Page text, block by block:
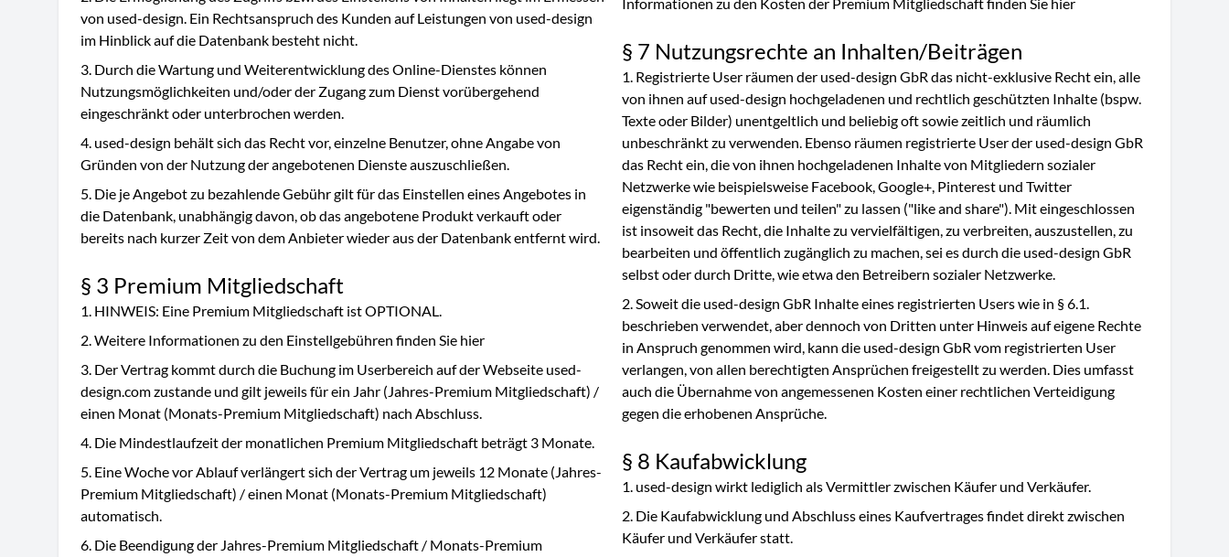
von used-design. Ein Rechtsanspruch des Kunden auf Leistungen von used-design
im Hinblick auf die Datenbank besteht nicht.
Durch die Wartung und Weiterentwicklung des Online-Dienstes können
Nutzungsmöglichkeiten und/oder der Zugang zum Dienst vorübergehend
eingeschränkt oder unterbrochen werden.
used-design behält sich das Recht vor, einzelne Benutzer, ohne Angabe von
Gründen von der Nutzung der angebotenen Dienste auszuschließen.
Die je Angebot zu bezahlende Gebühr gilt für das Einstellen eines Angebotes in
die Datenbank, unabhängig davon, ob das angebotene Produkt verkauft oder
bereits nach kurzer Zeit von dem Anbieter wieder aus der Datenbank entfernt wird.
§ 3 Premium Mitgliedschaft
HINWEIS: Eine Premium Mitgliedschaft ist OPTIONAL.
Weitere Informationen zu den Einstellgebühren finden Sie hier
Der Vertrag kommt durch die Buchung im Userbereich auf der Webseite used-
design.com zustande und gilt jeweils für ein Jahr (Jahres-Premium Mitgliedschaft) /
einen Monat (Monats-Premium Mitgliedschaft) nach Abschluss.
Die Mindestlaufzeit der monatlichen Premium Mitgliedschaft beträgt 3 Monate.
Eine Woche vor Ablauf verlängert sich der Vertrag um jeweils 12 Monate (Jahres-
Premium Mitgliedschaft) / einen Monat (Monats-Premium Mitgliedschaft)
automatisch.
Die Beendigung der Jahres-Premium Mitgliedschaft / Monats-Premium
§ 7 Nutzungsrechte an Inhalten/Beiträgen
Registrierte User räumen der used-design GbR das nicht-exklusive Recht ein, alle
von ihnen auf used-design hochgeladenen und rechtlich geschützten Inhalte (bspw.
Texte oder Bilder) unentgeltlich und beliebig oft sowie zeitlich und räumlich
unbeschränkt zu verwenden. Ebenso räumen registrierte User der used-design GbR
das Recht ein, die von ihnen hochgeladenen Inhalte von Mitgliedern sozialer
Netzwerke wie beispielsweise Facebook, Google+, Pinterest und Twitter
eigenständig "bewerten und teilen" zu lassen ("like and share"). Mit eingeschlossen
ist insoweit das Recht, die Inhalte zu vervielfältigen, zu verbreiten, auszustellen, zu
bearbeiten und öffentlich zugänglich zu machen, sei es durch die used-design GbR
selbst oder durch Dritte, wie etwa den Betreibern sozialer Netzwerke.
Soweit die used-design GbR Inhalte eines registrierten Users wie in § 6.1.
beschrieben verwendet, aber dennoch von Dritten unter Hinweis auf eigene Rechte
in Anspruch genommen wird, kann die used-design GbR vom registrierten User
verlangen, von allen berechtigten Ansprüchen freigestellt zu werden. Dies umfasst
auch die Übernahme von angemessenen Kosten einer rechtlichen Verteidigung
gegen die erhobenen Ansprüche.
§ 8 Kaufabwicklung
used-design wirkt lediglich als Vermittler zwischen Käufer und Verkäufer.
Die Kaufabwicklung und Abschluss eines Kaufvertrages findet direkt zwischen
Käufer und Verkäufer statt.